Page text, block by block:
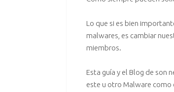
Lo que si es bien
malwares, es cambiar
miembros.
Esta guía y el Blog de son
este u otro Malware como